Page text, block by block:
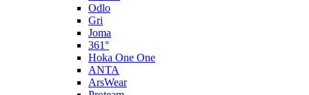
Odlo
Gri
Joma
361°
Hoka One One
ANTA
ArsWear